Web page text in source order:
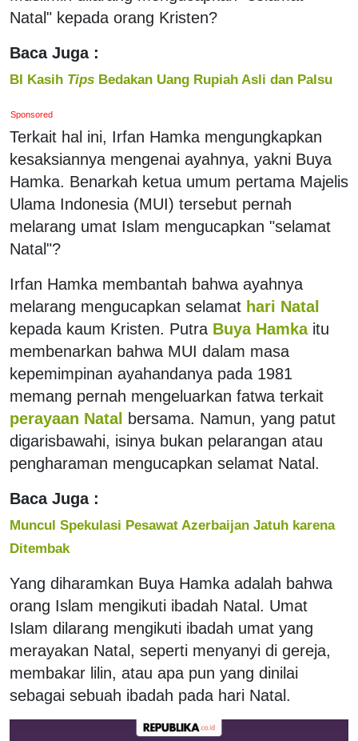
Natal" kepada orang Kristen?
Baca Juga :
BI Kasih Tips Bedakan Uang Rupiah Asli dan Palsu
Sponsored
Terkait hal ini, Irfan Hamka mengungkapkan
kesaksiannya mengenai ayahnya, yakni Buya
Hamka. Benarkah ketua umum pertama Majelis
Ulama Indonesia (MUI) tersebut pernah
melarang umat Islam mengucapkan "selamat
Natal"?
Irfan Hamka membantah bahwa ayahnya
melarang mengucapkan selamat hari Natal
kepada kaum Kristen. Putra Buya Hamka itu
membenarkan bahwa MUI dalam masa
kepemimpinan ayahandanya pada 1981
memang pernah mengeluarkan fatwa terkait
perayaan Natal
bersama. Namun, yang patut
digarisbawahi, isinya bukan pelarangan atau
pengharaman mengucapkan selamat Natal.
Baca Juga :
Muncul Spekulasi Pesawat Azerbaijan Jatuh karena
Ditembak
Yang diharamkan Buya Hamka adalah bahwa
orang Islam mengikuti ibadah Natal. Umat
Islam dilarang mengikuti ibadah umat yang
merayakan Natal, seperti menyanyi di gereja,
membakar lilin, atau apa pun yang dinilai
sebagai sebuah ibadah pada hari Natal.